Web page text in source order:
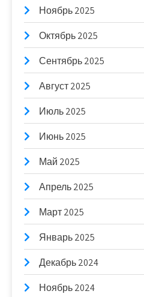
Ноябрь 2025
Октябрь 2025
Сентябрь 2025
Август 2025
Июль 2025
Июнь 2025
Май 2025
Апрель 2025
Март 2025
Январь 2025
Декабрь 2024
Ноябрь 2024